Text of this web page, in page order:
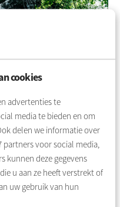
cookies
advertenties te
media te bieden en om
delen we informatie over
partners voor social media,
kunnen deze gegevens
u aan ze heeft verstrekt of
uw gebruik van hun
goed nieuws. Er kwam
in Zaandam. Een flat
alleen 2 slaapkamers aan
niet. Een dag later kwam
beschikbaar. Die beviel
we daar naartoe